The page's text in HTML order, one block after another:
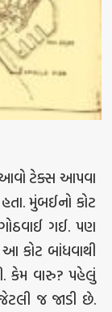
ટેક્સ આપવા
મુંબઈનો કોટ
ગઈ. પણ
કોટ બાંધવાથી
કેમ વારુ? પહેલું
જ જાડી છે.